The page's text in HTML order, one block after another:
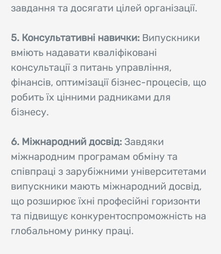
завдання та досягати цілей організації.
5. Консультативні навички: Випускники
вміють надавати кваліфіковані
консультації з питань управління,
фінансів, оптимізації бізнес-процесів, що
робить їх цінними радниками для
бізнесу.
6. Міжнародний досвід: Завдяки
міжнародним програмам обміну та
співпраці з зарубіжними університетами
випускники мають міжнародний досвід,
що розширює їхні професійні горизонти
та підвищує конкурентоспроможність на
глобальному ринку праці.